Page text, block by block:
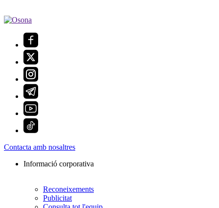
Contacta amb nosaltres
Informació corporativa
Reconeixements
Publicitat